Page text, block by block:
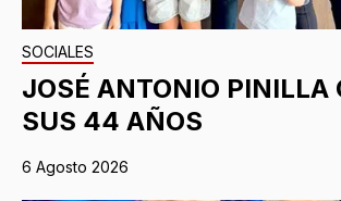
SOCIALES
JOSÉ ANTONIO PINILLA
SUS 44 AÑOS
6 Agosto 2026